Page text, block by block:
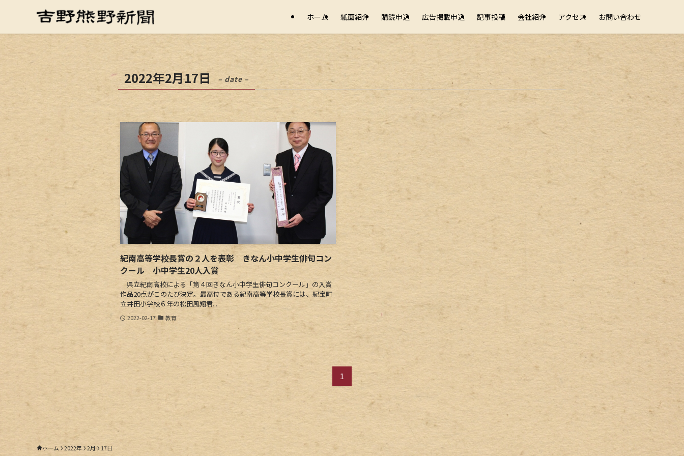
ホーム 紙面紹介 購読申込 広告掲載申込 記事投稿 会社紹介 アクセス お問い合わせ
2022年2月17日 – date –
紀南高等学校長賞の２人を表彰 きなん小中学生俳句コン
クール 小中学生20人入賞
県立紀南高校による「第４回きなん小中学生俳句コンクール」の入賞
作品20点がこのたび決定。最高位である紀南高等学校長賞には、紀宝町
立井田小学校６年の松田風翔君...
2022-02-17 教育
1
ホーム 2022年 2月 17日